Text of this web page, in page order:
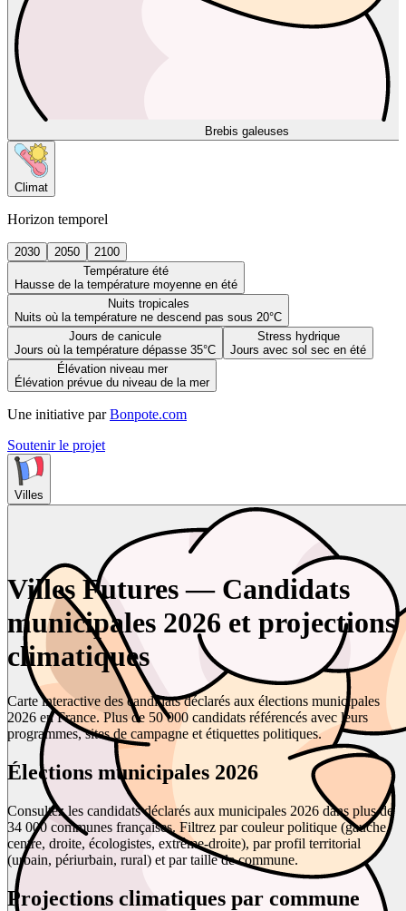
Brebis galeuses
Climat
Horizon temporel
2030 2050
2100
Température été
Hausse de la température moyenne en été
Nuits tropicales
Nuits où la température ne descend pas sous 20°C
Jours de canicule
Jours où la température dépasse 35°C
Stress hydrique
Jours avec sol sec en été
Élévation niveau mer
Élévation prévue du niveau de la mer
Une initiative par Bonpote.com
Soutenir le projet
Villes
Villes Futures — Candidats
municipales 2026 et projections
climatiques
Carte interactive des candidats déclarés aux élections municipales
2026 en France. Plus de 50 000 candidats référencés avec leurs
programmes, sites de campagne et étiquettes politiques.
Élections municipales 2026
Consultez les candidats déclarés aux municipales 2026 dans plus de
34 000 communes françaises. Filtrez par couleur politique (gauche,
centre, droite, écologistes, extrême-droite), par profil territorial
(urbain, périurbain, rural) et par taille de commune.
Projections climatiques par commune